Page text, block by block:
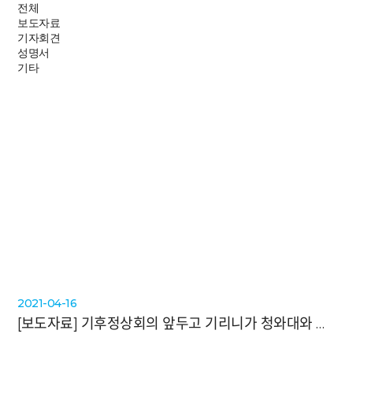
전체
보도자료
기자회견
성명서
기타
2021-04-16
[보도자료] 기후정상회의 앞두고 기리니가 청와대와 강남 한복판에 등장한 이유는?